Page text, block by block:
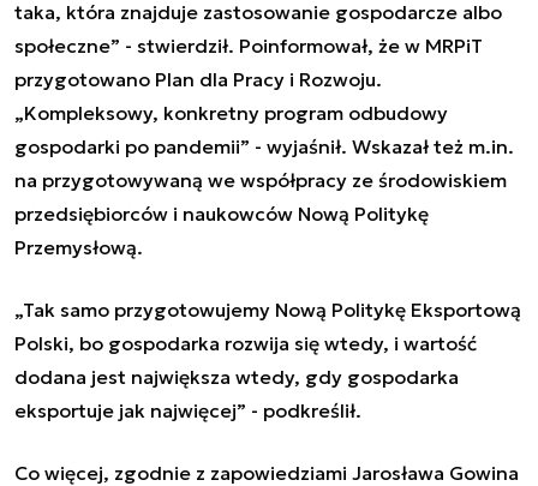
taka, która znajduje zastosowanie gospodarcze albo
społeczne” - stwierdził. Poinformował, że w MRPiT
przygotowano Plan dla Pracy i Rozwoju.
„Kompleksowy, konkretny program odbudowy
gospodarki po pandemii” - wyjaśnił. Wskazał też m.in.
na przygotowywaną we współpracy ze środowiskiem
przedsiębiorców i naukowców Nową Politykę
Przemysłową.
„Tak samo przygotowujemy Nową Politykę Eksportową
Polski, bo gospodarka rozwija się wtedy, i wartość
dodana jest największa wtedy, gdy gospodarka
eksportuje jak najwięcej” - podkreślił.
Co więcej, zgodnie z zapowiedziami Jarosława Gowina